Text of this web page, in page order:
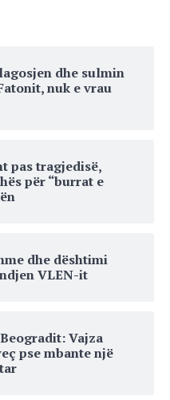
dhe sulmin
nuk e vrau
pas tragjedisë,
për “burrat e
dhe dështimi
VLEN-it
Vajza
pse mbante një